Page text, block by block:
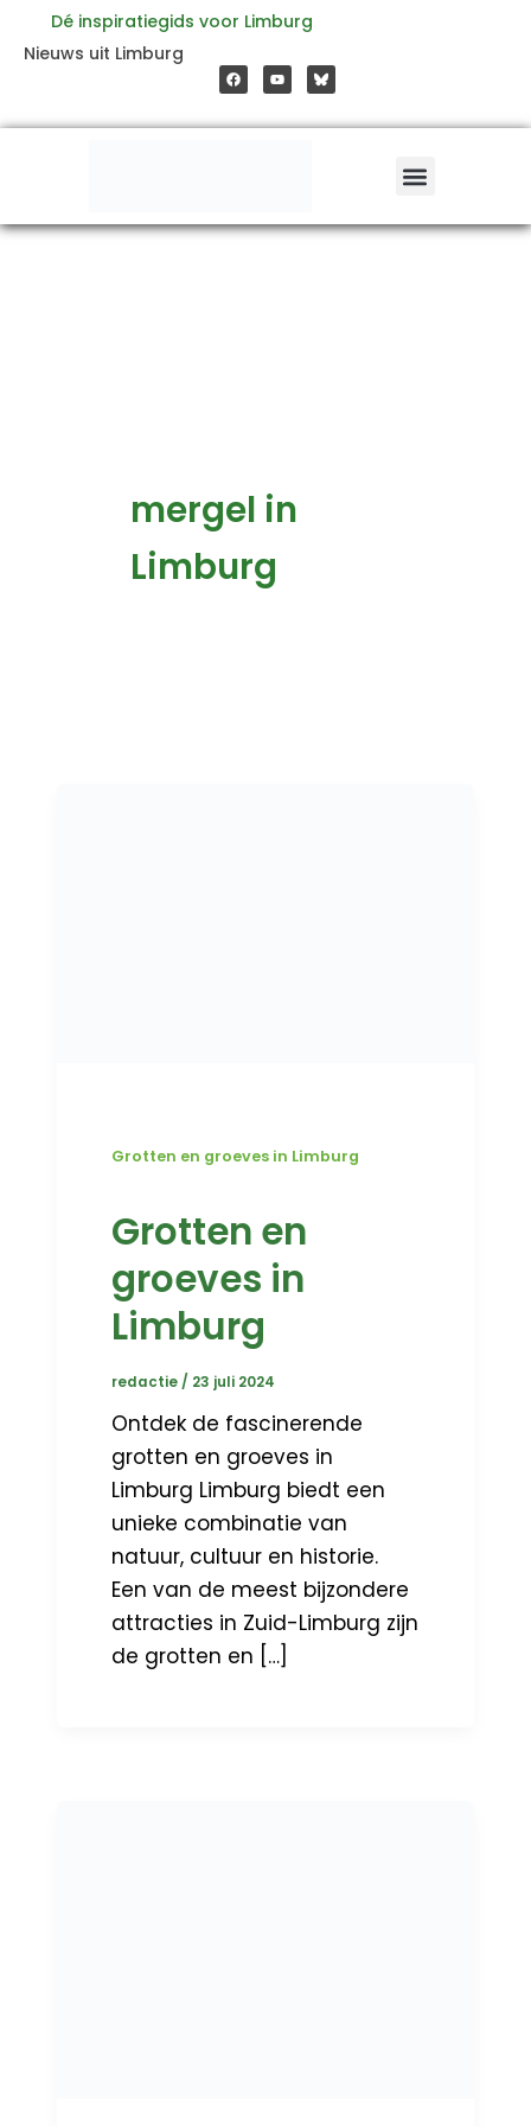
inhoud
Dé inspiratiegids voor Limburg
Nieuws uit Limburg
a
c
e
o
o
o
u
t
b
e
mergel in
Limburg
Grotten en groeves in Limburg
Grotten en
groeves in
Limburg
redactie / 23 juli 2024
Ontdek de fascinerende
grotten en groeves in
Limburg Limburg biedt een
unieke combinatie van
natuur, cultuur en historie.
Een van de meest bijzondere
attracties in Zuid-Limburg zijn
de grotten en […]